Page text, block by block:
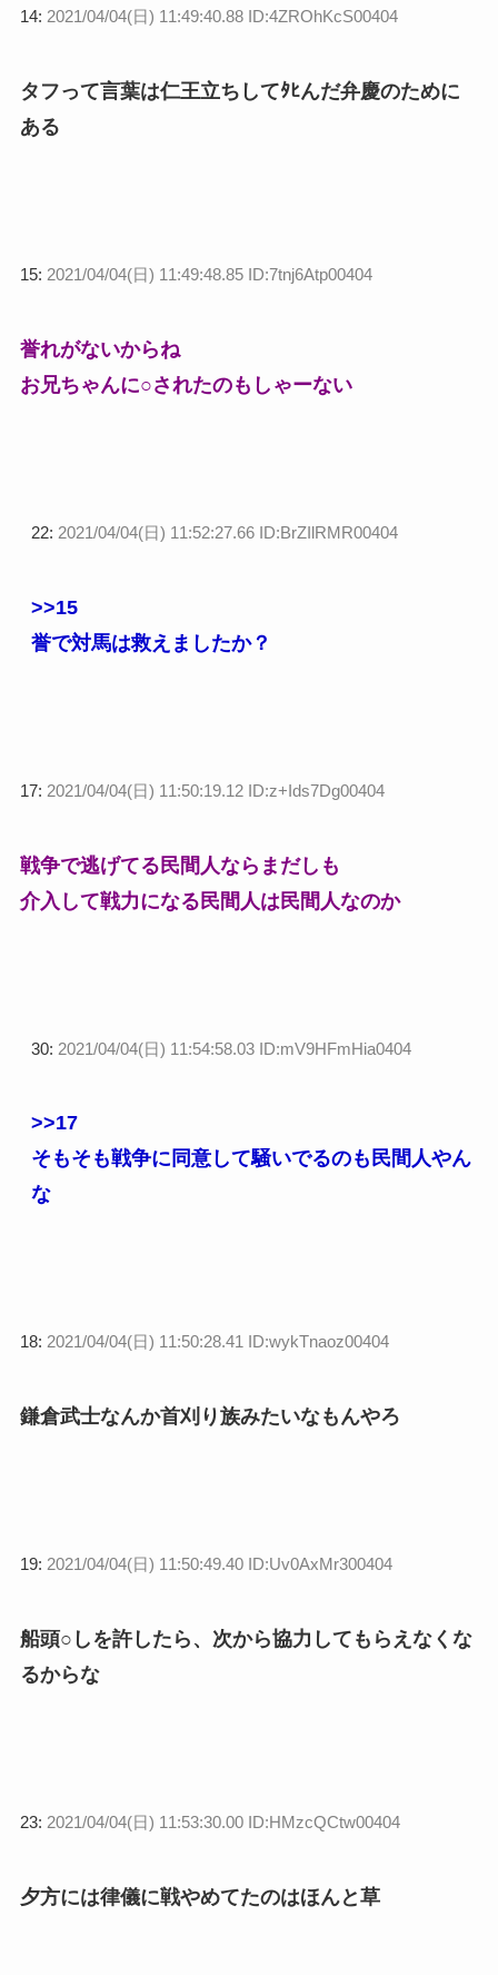
14: 2021/04/04(日) 11:49:40.88 ID:4ZROhKcS00404
タフって言葉は仁王立ちしてﾀﾋんだ弁慶のために
ある
15: 2021/04/04(日) 11:49:48.85 ID:7tnj6Atp00404
誉れがないからね
お兄ちゃんに○されたのもしゃーない
22: 2021/04/04(日) 11:52:27.66 ID:BrZIlRMR00404
>>15
誉で対馬は救えましたか？
17: 2021/04/04(日) 11:50:19.12 ID:z+Ids7Dg00404
戦争で逃げてる民間人ならまだしも
介入して戦力になる民間人は民間人なのか
30: 2021/04/04(日) 11:54:58.03 ID:mV9HFmHia0404
>>17
そもそも戦争に同意して騒いでるのも民間人やん
な
18: 2021/04/04(日) 11:50:28.41 ID:wykTnaoz00404
鎌倉武士なんか首刈り族みたいなもんやろ
19: 2021/04/04(日) 11:50:49.40 ID:Uv0AxMr300404
船頭○しを許したら、次から協力してもらえなくな
るからな
23: 2021/04/04(日) 11:53:30.00 ID:HMzcQCtw00404
夕方には律儀に戦やめてたのはほんと草